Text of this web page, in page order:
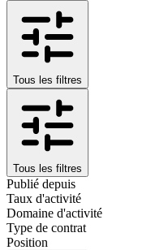
Tous les filtres
Tous les filtres
Publié depuis
Taux d'activité
Domaine d'activité
Type de contrat
Position